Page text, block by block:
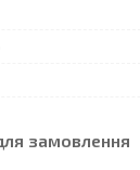
замовлення